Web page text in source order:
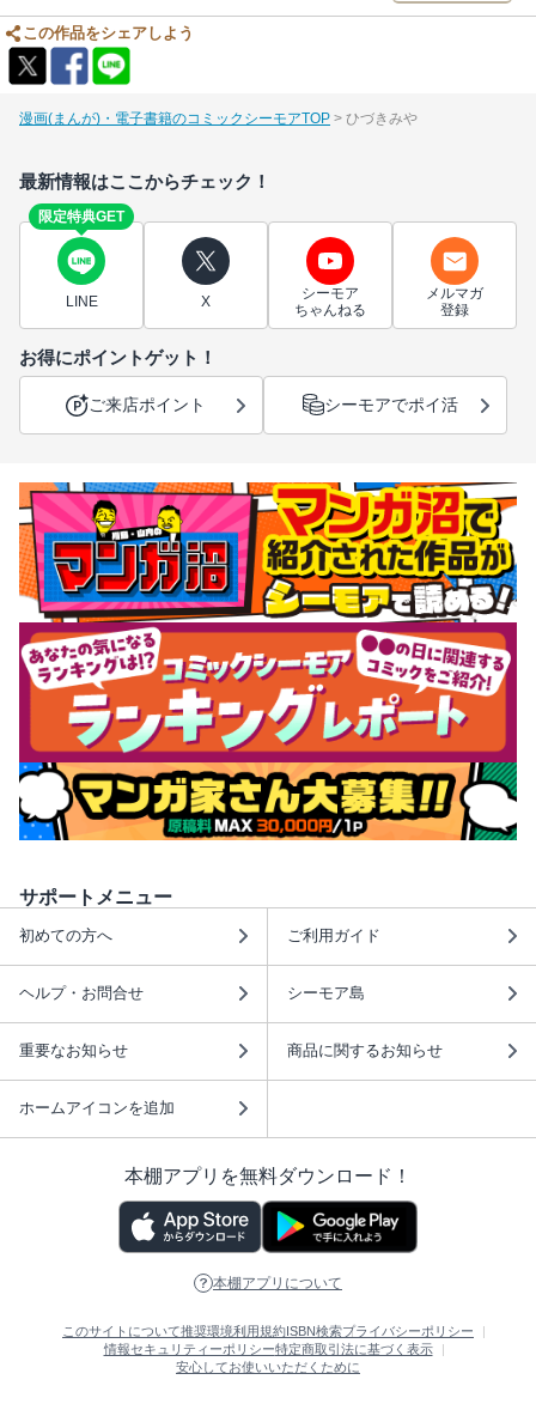
この作品をシェアしよう
漫画(まんが)・電子書籍のコミックシーモアTOP ひづきみや
最新情報はここからチェック！
限定特典GET
LINE X
シーモア
ちゃんねる
メルマガ
登録
お得にポイントゲット！
ご来店ポイント シーモアでポイ活
サポートメニュー
初めての方へ ご利用ガイド
ヘルプ・お問合せ シーモア島
重要なお知らせ 商品に関するお知らせ
ホームアイコンを追加
本棚アプリを無料ダウンロード！
本棚アプリについて
このサイトについて推奨環境利用規約ISBN検索プライバシーポリシー
情報セキュリティーポリシー特定商取引法に基づく表示
安心してお使いいただくために